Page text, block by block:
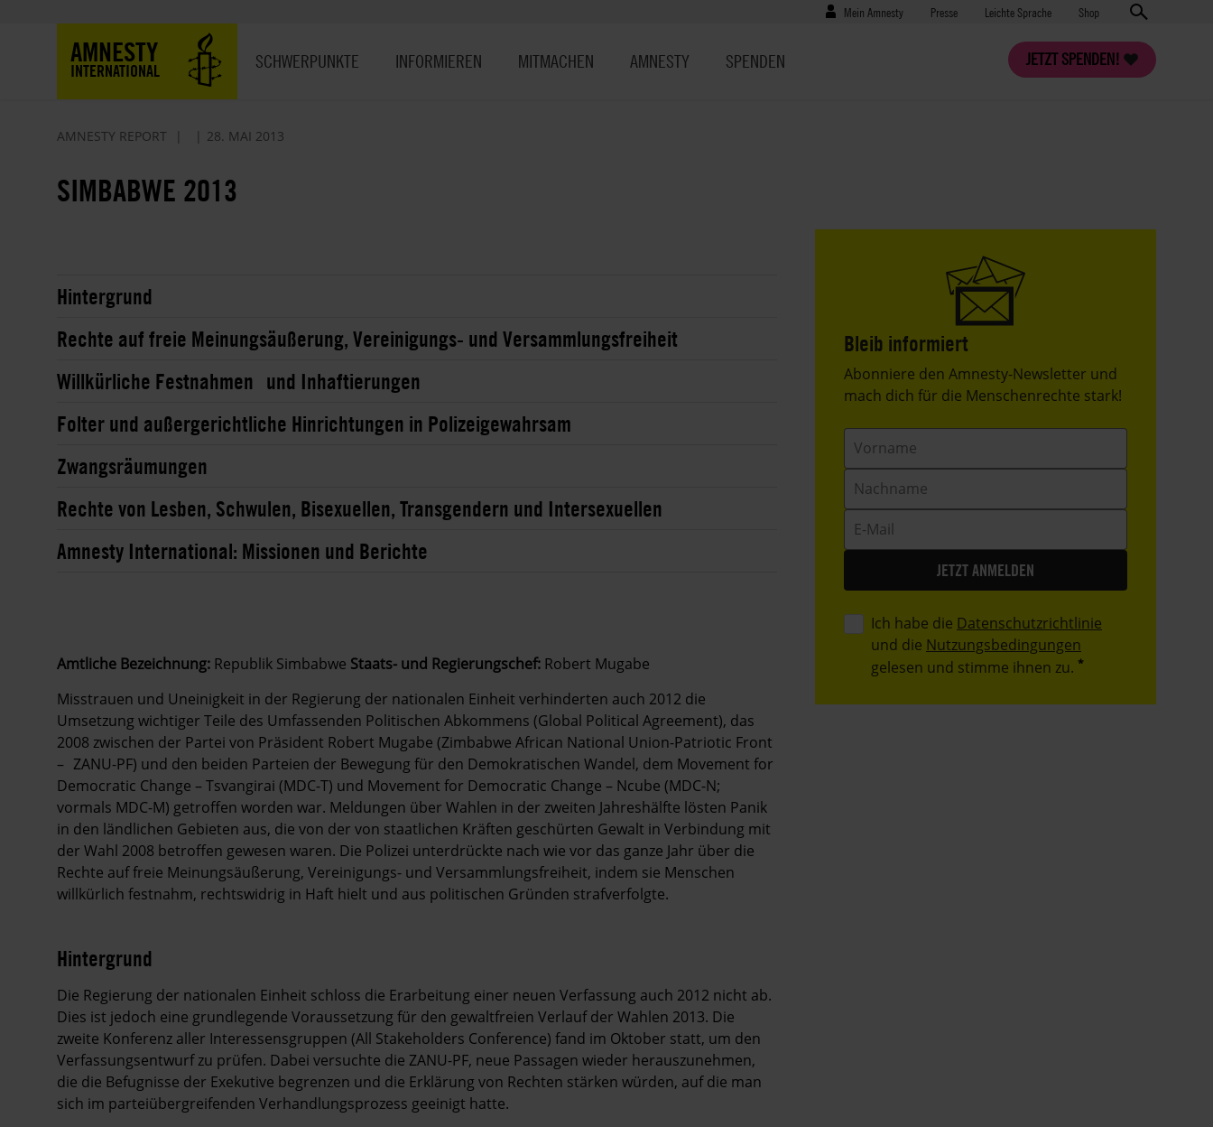
Benutzermenü
Mein Amnesty Presse
Presse Leichte Sprache Shop
AMNESTY
INTERNATIONAL
JETZT SPENDEN!
SCHWERPUNKTE INFORMIEREN MITMACHEN AMNESTY SPENDEN
AMNESTY REPORT 28. MAI 2013
SIMBABWE 2013
Hintergrund
Rechte auf freie Meinungsäußerung, Vereinigungs- und Versammlungsfreiheit
Willkürliche Festnahmen und Inhaftierungen
Folter und außergerichtliche Hinrichtungen in Polizeigewahrsam
Zwangsräumungen
Rechte von Lesben, Schwulen, Bisexuellen, Transgendern und Intersexuellen
Amnesty International: Missionen und Berichte
Amtliche Bezeichnung: Republik Simbabwe Staats- und Regierungschef: Robert Mugabe
Misstrauen und Uneinigkeit in der Regierung der nationalen Einheit verhinderten auch 2012 die
Umsetzung wichtiger Teile des Umfassenden Politischen Abkommens (Global Political Agreement), das
2008 zwischen der Partei von Präsident Robert Mugabe (Zimbabwe African National Union-Patriotic Front
– ZANU-PF) und den beiden Parteien der Bewegung für den Demokratischen Wandel, dem Movement for
Democratic Change – Tsvangirai (MDC-T) und Movement for Democratic Change – Ncube (MDC-N;
vormals MDC-M) getroffen worden war. Meldungen über Wahlen in der zweiten Jahreshälfte lösten Panik
in den ländlichen Gebieten aus, die von der von staatlichen Kräften geschürten Gewalt in Verbindung mit
der Wahl 2008 betroffen gewesen waren. Die Polizei unterdrückte nach wie vor das ganze Jahr über die
Rechte auf freie Meinungsäußerung, Vereinigungs- und Versammlungsfreiheit, indem sie Menschen
willkürlich festnahm, rechtswidrig in Haft hielt und aus politischen Gründen strafverfolgte.
Hintergrund
Die Regierung der nationalen Einheit schloss die Erarbeitung einer neuen Verfassung auch 2012 nicht ab.
Dies ist jedoch eine grundlegende Voraussetzung für den gewaltfreien Verlauf der Wahlen 2013. Die
zweite Konferenz aller Interessensgruppen (All Stakeholders Conference) fand im Oktober statt, um den
Verfassungsentwurf zu prüfen. Dabei versuchte die ZANU-PF, neue Passagen wieder herauszunehmen,
die die Befugnisse der Exekutive begrenzen und die Erklärung von Rechten stärken würden, auf die man
sich im parteiübergreifenden Verhandlungsprozess geeinigt hatte.
Bleib informiert
Header
Text
Abonniere den Amnesty-Newsletter und
mach dich für die Menschenrechte stark!
Vorname
Nachname
E-
Mail
Ich habe die Datenschutzrichtlinie
und die Nutzungsbedingungen
gelesen und stimme ihnen zu.